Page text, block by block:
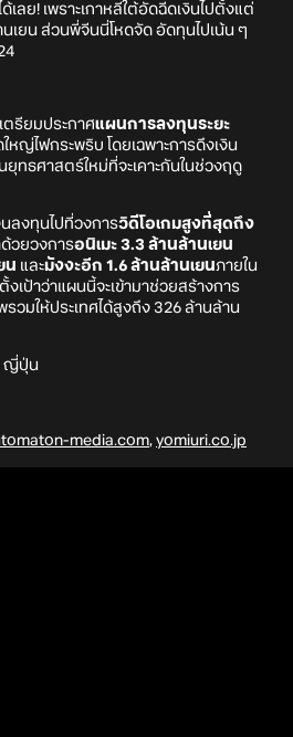
เลย! เพราะเกาหลีใต้อัดฉีดเงินไปตั้งแต่
เยน ส่วนพี่จีนนี่โหดจัด อัดทุนไปเน้น ๆ
รียมประกาศแผนการลงทุนระยะ
หญ่ไฟกระพริบ โดยเฉพาะการดึงเงิน
ทธศาสตร์ใหม่ที่จะเคาะกันในช่วงฤดู
นลงทุนไปที่วงการวิดีโอเกมสูงที่สุดถึง
วยวงการอนิเมะ 3.3 ล้านล้านเยน
น และมังงะอีก 1.6 ล้านล้านเยนภายใน
เป้าว่าแผนนี้จะเข้ามาช่วยสร้างการ
วมให้ประเทศได้สูงถึง 326 ล้านล้าน
media.com, yomiuri.co.jp